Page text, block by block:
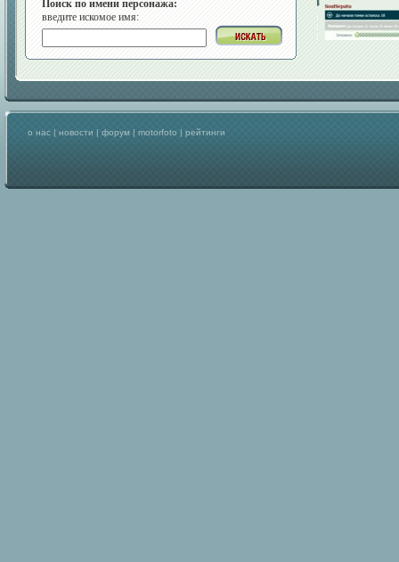
Поиск по имени персонажа:
введите искомое имя:
о нас | новости | форум | motorfoto | рейтинги